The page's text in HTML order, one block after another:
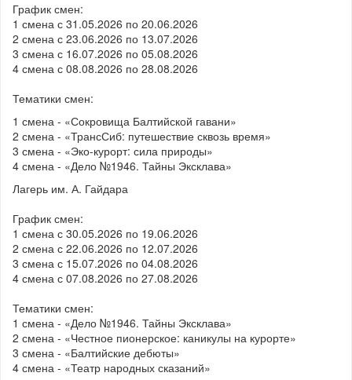
График смен:
1 смена с 31.05.2026 по 20.06.2026
2 смена с 23.06.2026 по 13.07.2026
3 смена с 16.07.2026 по 05.08.2026
4 смена с 08.08.2026 по 28.08.2026
Тематики смен:
1 смена - «Сокровища Балтийской гавани»
2 смена - «ТрансСиб: путешествие сквозь время»
3 смена - «Эко-курорт: сила природы»
4 смена - «Дело №1946. Тайны Эксклава»
Лагерь им. А. Гайдара
График смен:
1 смена с 30.05.2026 по 19.06.2026
2 смена с 22.06.2026 по 12.07.2026
3 смена с 15.07.2026 по 04.08.2026
4 смена с 07.08.2026 по 27.08.2026
Тематики смен:
1 смена - «Дело №1946. Тайны Эксклава»
2 смена - «Честное пионерское: каникулы на курорте»
3 смена - «Балтийские дебюты»
4 смена - «Театр народных сказаний»